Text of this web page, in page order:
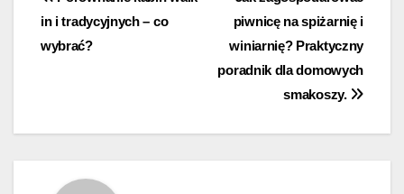
wpisu
piwnicę na spiżarnię i
winiarnię? Praktyczny
poradnik dla domowych
smakoszy.
in i tradycyjnych – co
wybrać?